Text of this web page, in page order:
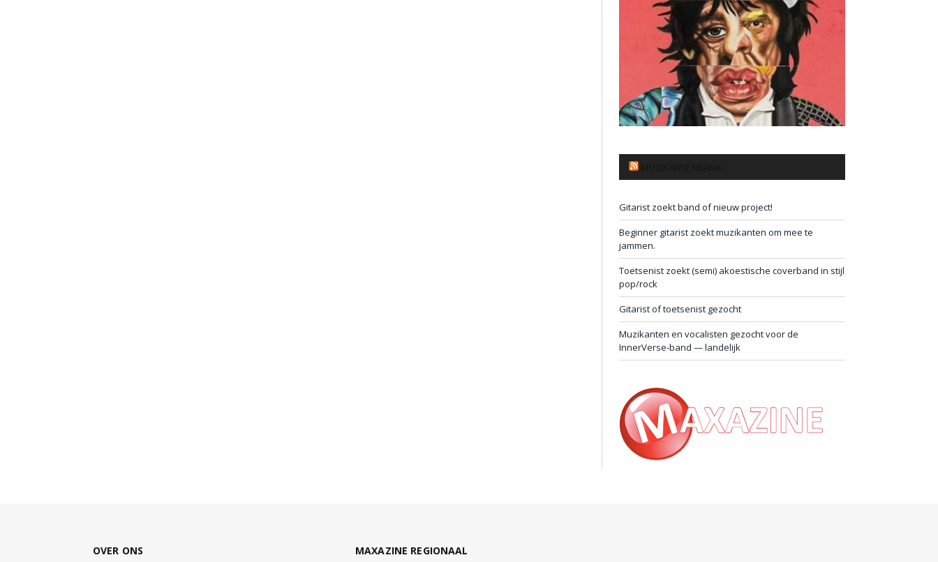
Gitarist zoekt band of nieuw project!
Beginner gitarist zoekt muzikanten om mee te
jammen.
Toetsenist zoekt (semi) akoestische coverband in stijl
pop/rock
Gitarist of toetsenist gezocht
Muzikanten en vocalisten gezocht voor de
InnerVerse-band — landelijk
OVER ONS MAXAZINE REGIONAAL